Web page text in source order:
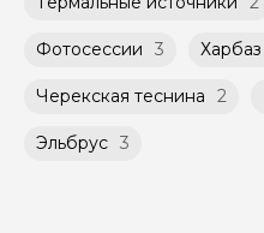
Фотосессии 3 Харбаз
Черекская теснина 2
Эльбрус 3